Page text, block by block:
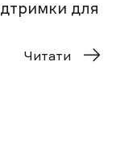
для
Читати